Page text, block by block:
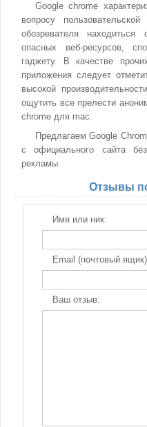
Google chrome
вопросу
обозревателя находиться
опасных веб-ресурсов,
гаджету. В качестве
приложения следует
высокой
ощутить все прелести
chrome для mac.
Предлагаем Google
с официального сайта
рекламы.
Отзывы
Имя или ник:
Email (почтовый
Ваш отзыв: